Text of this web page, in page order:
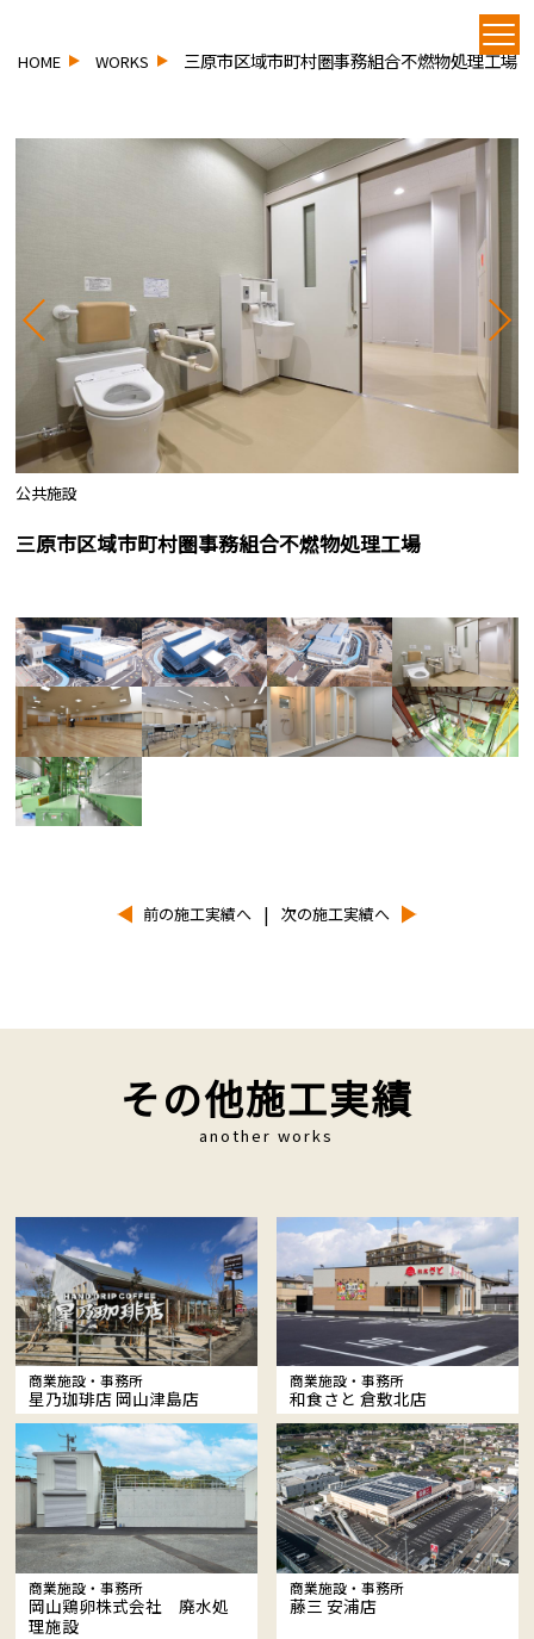
HOME WORKS 三原市区域市町村圏事務組合不燃物処理工場
公共施設
三原市区域市町村圏事務組合不燃物処理工場
前の施工実績へ | 次の施工実績へ
その他施工実績
another works
商業施設・事務所
星乃珈琲店 岡山津島店
商業施設・事務所
和食さと 倉敷北店
商業施設・事務所
岡山鶏卵株式会社 廃水処
理施設
商業施設・事務所
藤三 安浦店